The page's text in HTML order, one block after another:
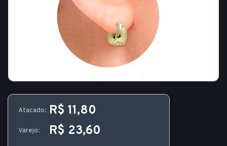
Atacado: R$ 11,80
Varejo: R$ 23,60